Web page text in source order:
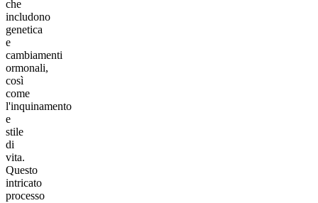
che
includono
genetica
e
cambiamenti
ormonali,
così
come
l'inquinamento
e
stile
di
vita.
Questo
intricato
processo